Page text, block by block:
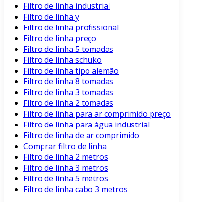
Filtro de linha industrial
Filtro de linha y
Filtro de linha profissional
Filtro de linha preço
Filtro de linha 5 tomadas
Filtro de linha schuko
Filtro de linha tipo alemão
Filtro de linha 8 tomadas
Filtro de linha 3 tomadas
Filtro de linha 2 tomadas
Filtro de linha para ar comprimido preço
Filtro de linha para água industrial
Filtro de linha de ar comprimido
Comprar filtro de linha
Filtro de linha 2 metros
Filtro de linha 3 metros
Filtro de linha 5 metros
Filtro de linha cabo 3 metros